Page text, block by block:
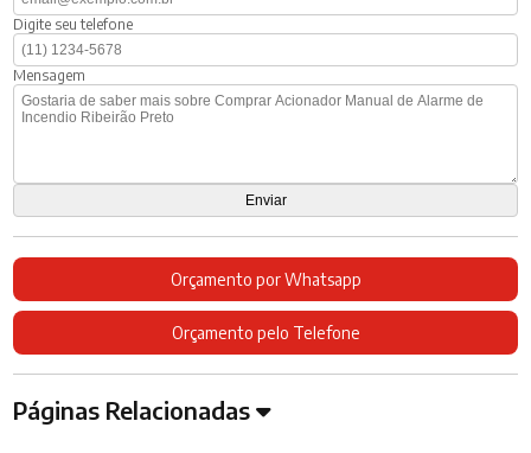
Digite seu telefone
Mensagem
Orçamento por Whatsapp
Orçamento pelo Telefone
Páginas Relacionadas